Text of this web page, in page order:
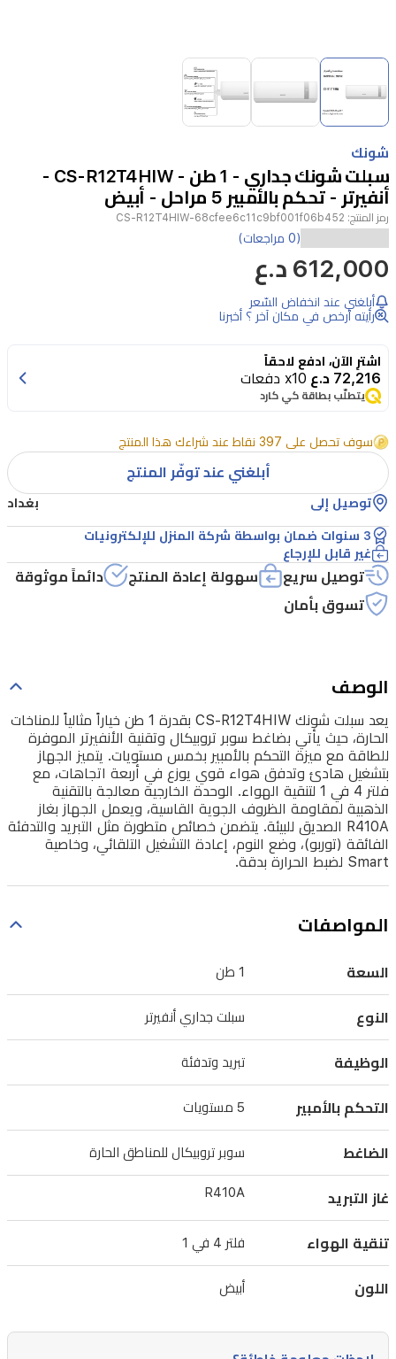
Item
of
3
1
3
شونك
سبلت شونك جداري - 1 طن - CS-R12T4HIW -
أنفيرتر - تحكم بالأمبير 5 مراحل - أبيض
رمز المنتج: CS-R12T4HIW-68cfee6c11c9bf001f06b452
سبلت
شونك
CS-
R12T4HIW
طن
مثالياً
للمناخات
الحارة،
حيث
يأتي
بضاغط
سوبر
الأنفيرتر
الموفرة
للطاقة
مع
ميزة
التحكم
بالأمبير
بخمس
يتميز
بتشغيل
وتدفق
هواء
قوي
يوزع
أربعة
اتجاهات،
مع
فلتر
4
في
لتنقية
(0 مراجعات)
612,000 د.ع
أبلغني عند انخفاض السّعر
رأيته أرخص في مكان آخر ؟ أخبرنا
اشترِ الآن، ادفع لاحقاً
72,216 د.ع x10 دفعات
يتطلّب بطاقة كي كارد
سوف تحصل على 397 نقاط عند شراءك هذا المنتج
أبلغني عند توفّر المنتج
توصيل إلى بغداد
3 سنوات ضمان بواسطة شركة المنزل للإلكترونيات
غير قابل للإرجاع
توصيل سريع سهولة إعادة المنتج
دائماً موثوقة
تسوق بأمان
الوصف
يعد سبلت شونك CS-R12T4HIW بقدرة 1 طن خياراً مثالياً للمناخات
الحارة، حيث يأتي بضاغط سوبر تروبيكال وتقنية الأنفيرتر الموفرة
للطاقة مع ميزة التحكم بالأمبير بخمس مستويات. يتميز الجهاز
بتشغيل هادئ وتدفق هواء قوي يوزع في أربعة اتجاهات، مع
فلتر 4 في 1 لتنقية الهواء. الوحدة الخارجية معالجة بالتقنية
الذهبية لمقاومة الظروف الجوية القاسية، ويعمل الجهاز بغاز
R410A الصديق للبيئة. يتضمن خصائص متطورة مثل التبريد والتدفئة
الفائقة (توربو)، وضع النوم، إعادة التشغيل التلقائي، وخاصية
Smart لضبط الحرارة بدقة.
المواصفات
السعة 1 طن
النوع سبلت جداري أنفيرتر
الوظيفة تبريد وتدفئة
التحكم بالأمبير 5 مستويات
الضاغط سوبر تروبيكال للمناطق الحارة
غاز التبريد R410A
تنقية الهواء فلتر 4 في 1
اللون أبيض